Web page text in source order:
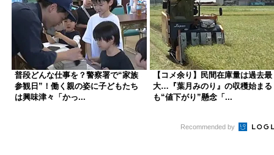
普段どんな仕事を？警察署で“家族
参観日”！働く親の姿に子どもたち
は興味津々「かっ...
【コメ余り】民間在庫量は過去最
大…『葉月みのり』の収穫始まる
も“値下がり”懸念「...
Recommended by